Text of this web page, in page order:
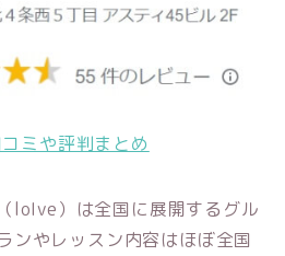
ミや評判まとめ
loIve）は全国に展開するグル
ンやレッスン内容はほぼ全国